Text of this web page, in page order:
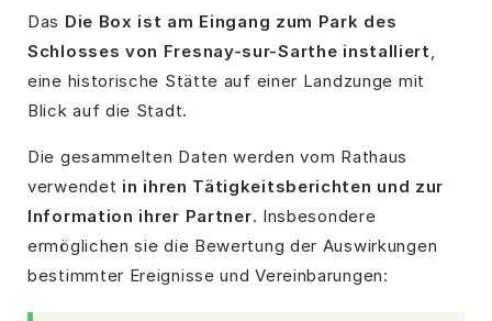
Das Die Box ist am Eingang zum Park des
Schlosses von Fresnay-sur-Sarthe installiert,
eine historische Stätte auf einer Landzunge mit
Blick auf die Stadt.
Die gesammelten Daten werden vom Rathaus
verwendet in ihren Tätigkeitsberichten und zur
Information ihrer Partner. Insbesondere
ermöglichen sie die Bewertung der Auswirkungen
bestimmter Ereignisse und Vereinbarungen: